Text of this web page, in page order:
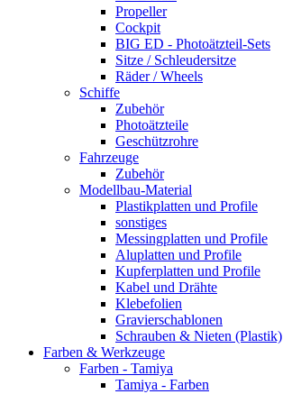
Propeller
Cockpit
BIG ED - Photoätzteil-Sets
Sitze / Schleudersitze
Räder / Wheels
Schiffe
Zubehör
Photoätzteile
Geschützrohre
Fahrzeuge
Zubehör
Modellbau-Material
Plastikplatten und Profile
sonstiges
Messingplatten und Profile
Aluplatten und Profile
Kupferplatten und Profile
Kabel und Drähte
Klebefolien
Gravierschablonen
Schrauben & Nieten (Plastik)
Farben & Werkzeuge
Farben - Tamiya
Tamiya - Farben